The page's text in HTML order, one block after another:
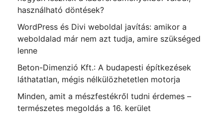
használható döntések?
WordPress és Divi weboldal javítás: amikor a
weboldalad már nem azt tudja, amire szükséged
lenne
Beton-Dimenzió Kft.: A budapesti építkezések
láthatatlan, mégis nélkülözhetetlen motorja
Minden, amit a mészfestékről tudni érdemes –
természetes megoldás a 16. kerület